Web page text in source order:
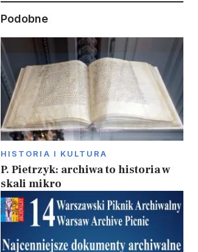
Podobne
HISTORIA I KULTURA
P. Pietrzyk: archiwa to historia w
skali mikro